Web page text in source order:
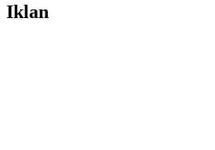
Iklan